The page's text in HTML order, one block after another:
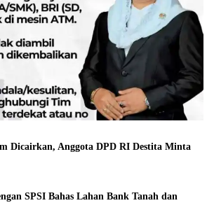
Dicairkan, Anggota DPD RI Destita Minta
SPSI Bahas Lahan Bank Tanah dan